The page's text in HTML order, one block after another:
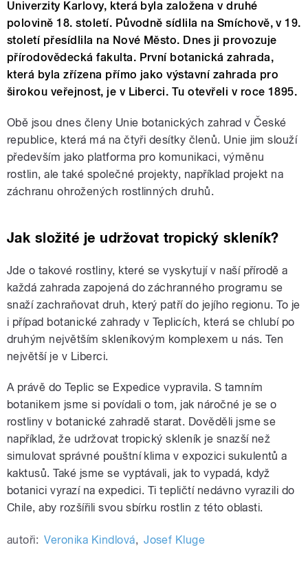
Univerzity Karlovy, která byla založena v druhé
polovině 18. století. Původně sídlila na Smíchově, v 19.
století přesídlila na Nové Město. Dnes ji provozuje
přírodovědecká fakulta. První botanická zahrada,
která byla zřízena přímo jako výstavní zahrada pro
širokou veřejnost, je v Liberci. Tu otevřeli v roce 1895.
Obě jsou dnes členy Unie botanických zahrad v České
republice, která má na čtyři desítky členů. Unie jim slouží
především jako platforma pro komunikaci, výměnu
rostlin, ale také společné projekty, například projekt na
záchranu ohrožených rostlinných druhů.
Jak složité je udržovat tropický skleník?
Jde o takové rostliny, které se vyskytují v naší přírodě a
každá zahrada zapojená do záchranného programu se
snaží zachraňovat druh, který patří do jejího regionu. To je
i případ botanické zahrady v Teplicích, která se chlubí po
druhým největším skleníkovým komplexem u nás. Ten
největší je v Liberci.
A právě do Teplic se Expedice vypravila. S tamním
botanikem jsme si povídali o tom, jak náročné je se o
rostliny v botanické zahradě starat. Dověděli jsme se
například, že udržovat tropický skleník je snazší než
simulovat správné pouštní klima v expozici sukulentů a
kaktusů. Také jsme se vyptávali, jak to vypadá, když
botanici vyrazí na expedici. Ti tepličtí nedávno vyrazili do
Chile, aby rozšířili svou sbírku rostlin z této oblasti.
autoři: Veronika Kindlová, Josef Kluge